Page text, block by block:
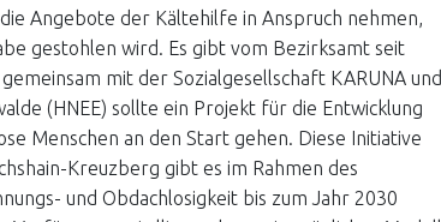
Angebote der Kältehilfe in Anspruch nehmen,
gestohlen wird. Es gibt vom Bezirksamt seit
mit der Sozialgesellschaft KARUNA und
(HNEE) sollte ein Projekt für die Entwicklung
Menschen an den Start gehen. Diese Initiative
Kreuzberg gibt es im Rahmen des
und Obdachlosigkeit bis zum Jahr 2030